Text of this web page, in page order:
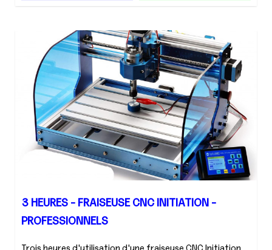
3 HEURES - FRAISEUSE CNC INITIATION -
PROFESSIONNELS
Trois heures d'utilisation d'une fraiseuse CNC Initiation